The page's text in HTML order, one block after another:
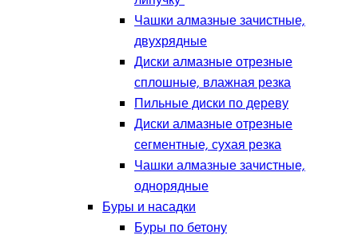
Чашки алмазные зачистные,
двухрядные
Диски алмазные отрезные
сплошные, влажная резка
Пильные диски по дереву
Диски алмазные отрезные
сегментные, сухая резка
Чашки алмазные зачистные,
однорядные
Буры и насадки
Буры по бетону